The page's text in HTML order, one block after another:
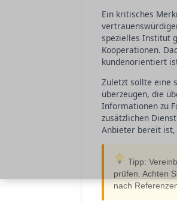
Ein kritisches
spezielles Institut
Kooperationen.
kundenorientiert
Zuletzt sollte eine
überzeugen, die
Informationen zu
zusätzlichen
Anbieter bereit ist,
Tipp:
prüfen. Achten
nach